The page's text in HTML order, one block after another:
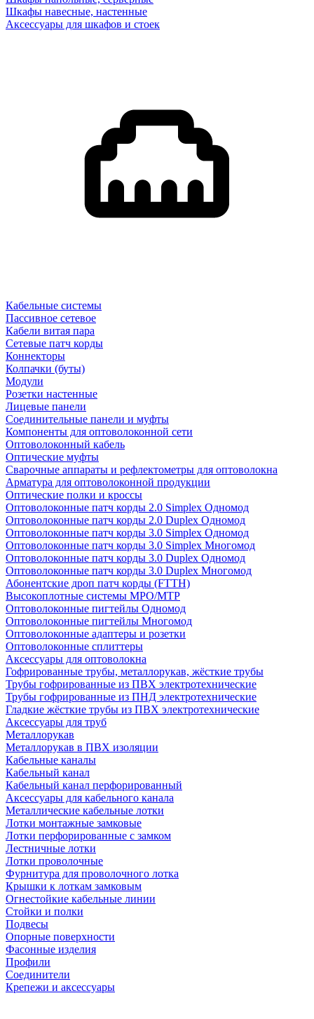
Шкафы навесные, настенные
Аксессуары для шкафов и стоек
Кабельные системы
Пассивное сетевое
Кабели витая пара
Сетевые патч корды
Коннекторы
Колпачки (буты)
Модули
Розетки настенные
Лицевые панели
Соединительные панели и муфты
Компоненты для оптоволоконной сети
Оптоволоконный кабель
Оптические муфты
Сварочные аппараты и рефлектометры для оптоволокна
Арматура для оптоволоконной продукции
Оптические полки и кроссы
Оптоволоконные патч корды 2.0 Simplex Одномод
Оптоволоконные патч корды 2.0 Duplex Одномод
Оптоволоконные патч корды 3.0 Simplex Одномод
Оптоволоконные патч корды 3.0 Simplex Многомод
Оптоволоконные патч корды 3.0 Duplex Одномод
Оптоволоконные патч корды 3.0 Duplex Многомод
Абонентские дроп патч корды (FTTH)
Высокоплотные системы MPO/MTP
Оптоволоконные пигтейлы Одномод
Оптоволоконные пигтейлы Многомод
Оптоволоконные адаптеры и розетки
Оптоволоконные сплиттеры
Аксессуары для оптоволокна
Гофрированные трубы, металлорукав, жёсткие трубы
Трубы гофрированные из ПВХ электротехнические
Трубы гофрированные из ПНД электротехнические
Гладкие жёсткие трубы из ПВХ электротехнические
Аксессуары для труб
Металлорукав
Металлорукав в ПВХ изоляции
Кабельные каналы
Кабельный канал
Кабельный канал перфорированный
Аксессуары для кабельного канала
Металлические кабельные лотки
Лотки монтажные замковые
Лотки перфорированные с замком
Лестничные лотки
Лотки проволочные
Фурнитура для проволочного лотка
Крышки к лоткам замковым
Огнестойкие кабельные линии
Стойки и полки
Подвесы
Опорные поверхности
Фасонные изделия
Профили
Соединители
Крепежи и аксессуары